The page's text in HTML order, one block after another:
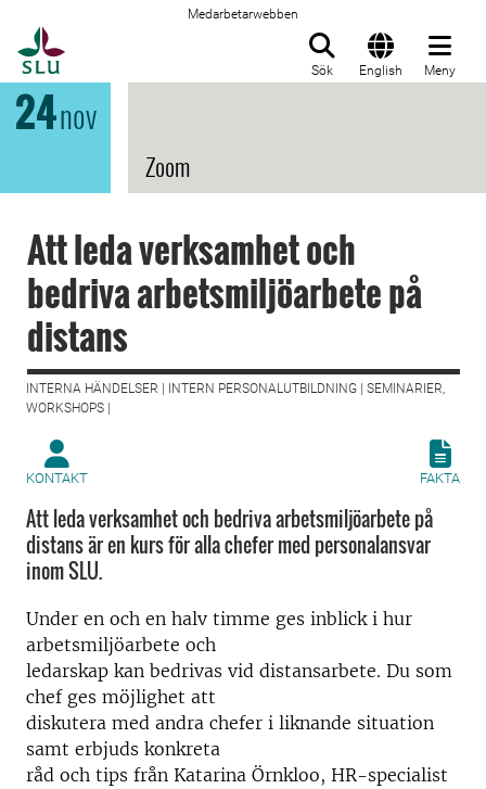
Medarbetarwebben
Sök English Meny
24nov
Zoom
Att leda verksamhet och
bedriva arbetsmiljöarbete på
distans
INTERNA HÄNDELSER | INTERN PERSONALUTBILDNING | SEMINARIER,
WORKSHOPS |
KONTAKT FAKTA
Att leda verksamhet och bedriva arbetsmiljöarbete på
distans är en kurs för alla chefer med personalansvar
inom SLU.
Under en och en halv timme ges inblick i hur
arbetsmiljöarbete och
ledarskap kan bedrivas vid distansarbete. Du som
chef ges möjlighet att
diskutera med andra chefer i liknande situation
samt erbjuds konkreta
råd och tips från Katarina Örnkloo, HR-specialist